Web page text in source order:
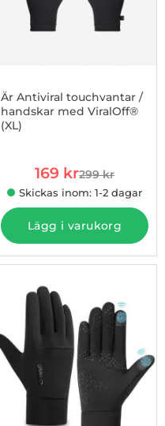
Är Antiviral touchvantar /
handskar med ViralOff®
(XL)
rea pris
169 krtidigare pris
299 kr
Skickas inom: 1-2 dagar
Lägg i varukorg
-36%